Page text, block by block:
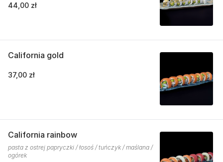
44,00 zł
California gold
37,00 zł
California rainbow
pasta z ostrej papryczki / łosoś / tuńczyk / maślana /
ogórek